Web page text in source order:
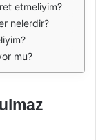
etmeliyim?
nelerdir?
mu?